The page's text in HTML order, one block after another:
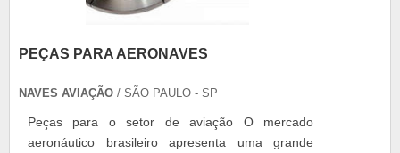
PEÇAS PARA AERONAVES
NAVES AVIAÇÃO / SÃO PAULO - SP
Peças para o setor de aviação O mercado
aeronáutico brasileiro apresenta uma grande